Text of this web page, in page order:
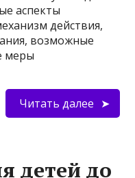
аспекты
действия,
возможные
меры
Читать далее
детей до